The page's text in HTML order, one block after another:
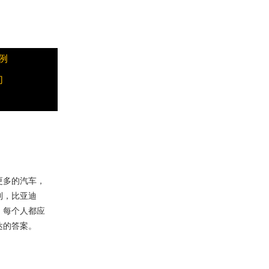
的汽车，
比亚迪
每个人都应
答案。